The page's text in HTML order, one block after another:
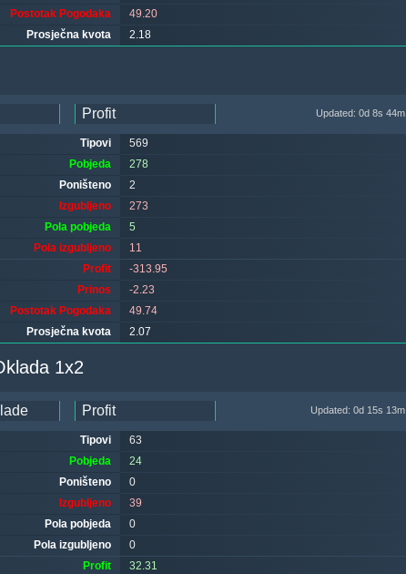
Postotak Pogodaka
Prosječna kvota
49.20
2.18
Updated: 0d 8s 44m
Tipovi
Pobjeda
Poništeno
Izgubljeno
Pola pobjeda
Pola izgubljeno
569
278
2
273
5
11
Profit
Prinos
Postotak Pogodaka
Prosječna kvota
-313.95
-2.23
49.74
2.07
1x2
Updated: 0d 15s 13m
Tipovi
Pobjeda
Poništeno
Izgubljeno
Pola pobjeda
Pola izgubljeno
63
24
0
39
0
0
Profit
32.31